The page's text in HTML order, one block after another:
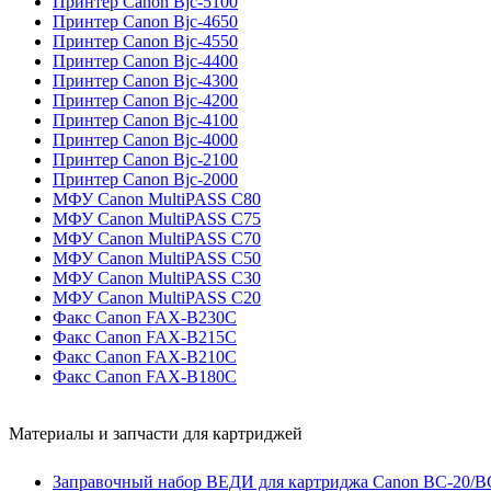
Принтер Canon Bjc-4650
Принтер Canon Bjc-4550
Принтер Canon Bjc-4400
Принтер Canon Bjc-4300
Принтер Canon Bjc-4200
Принтер Canon Bjc-4100
Принтер Canon Bjc-4000
Принтер Canon Bjc-2100
Принтер Canon Bjc-2000
МФУ Canon MultiPASS C80
МФУ Canon MultiPASS C75
МФУ Canon MultiPASS C70
МФУ Canon MultiPASS C50
МФУ Canon MultiPASS C30
МФУ Canon MultiPASS C20
Факс Canon FAX-B230C
Факс Canon FAX-B215C
Факс Canon FAX-B210C
Факс Canon FAX-B180C
Материалы и запчасти для картриджей
Заправочный набор ВЕДИ для картриджа Canon BC-20/